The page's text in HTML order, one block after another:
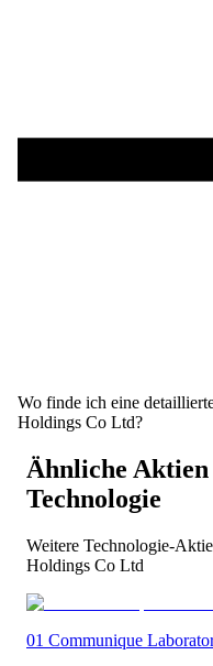
Wo finde ich eine
Holdings Co Ltd?
Ähnliche Aktien
Technologie
Weitere Technologie-
Holdings Co Ltd
01 Communique